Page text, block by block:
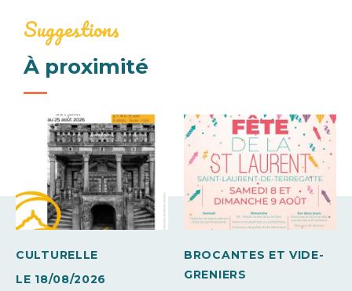
Suggestions
À proximité
CULTURELLE
LE 18/08/2026
BROCANTES ET VIDE-
GRENIERS